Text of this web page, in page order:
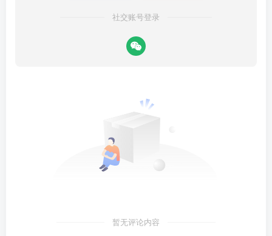
社交账号登录
暂无评论内容